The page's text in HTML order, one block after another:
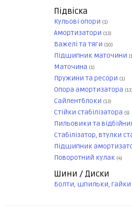
Підвіска
Кульові опори (1)
Амортизатори (13)
Важелі та тяги (10)
Підшипник маточини
Маточина (1)
Пружини та ресори (1)
Опора амортизатора (13)
Сайлентблоки (13)
Стійки стабілізатора (5)
Пильовики та
Стабілізатор, втулки
Підшипник
Поворотний кулак (4)
Шини / Диски
Болти, шпильки, гайки